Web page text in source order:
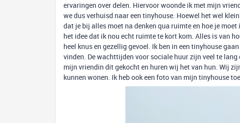
ervaringen over delen. Hiervoor woonde ik met mijn
we dus verhuisd naar een tinyhouse. Hoewel het wel
dat je bij alles moet na denken qua ruimte en hoe je
het idee dat ik nou echt ruimte te kort kom. Alles is van
heel knus en gezellig gevoel. Ik ben in een tinyhouse
vinden. De wachttijden voor sociale huur zijn veel te
mijn vriendin dit gekocht en huren wij het van hun. Wij
kunnen wonen. Ik heb ook een foto van mijn tinyhouse